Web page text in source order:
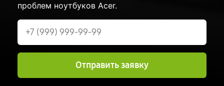
проблем ноутбуков Acer.
Отправить заявку